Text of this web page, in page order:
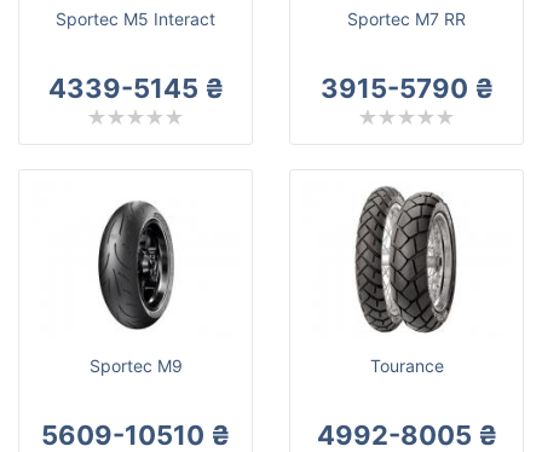
Sportec M5 Interact
4339-5145 ₴
Sportec M7 RR
3915-5790 ₴
Sportec M9
5609-10510 ₴
Tourance
4992-8005 ₴